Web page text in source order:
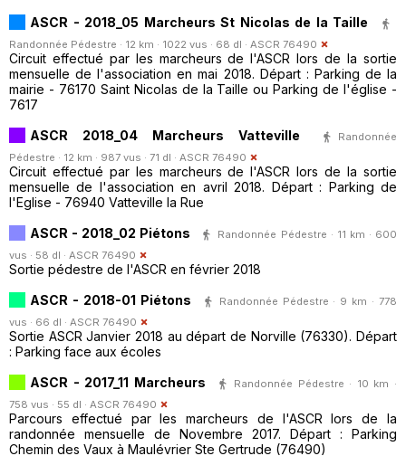
ASCR - 2018_05 Marcheurs St Nicolas de la Taille
Randonnée Pédestre · 12 km · 1022 vus · 68 dl · ASCR 76490
Circuit effectué par les marcheurs de l'ASCR lors de la sortie
mensuelle de l'association en mai 2018. Départ : Parking de la
mairie - 76170 Saint Nicolas de la Taille ou Parking de l'église -
7617
ASCR 2018_04 Marcheurs Vatteville
Randonnée
Pédestre · 12 km · 987 vus · 71 dl · ASCR 76490
Circuit effectué par les marcheurs de l'ASCR lors de la sortie
mensuelle de l'association en avril 2018. Départ : Parking de
l'Eglise - 76940 Vatteville la Rue
ASCR - 2018_02 Piétons
Randonnée Pédestre · 11 km · 600
vus · 58 dl · ASCR 76490
Sortie pédestre de l'ASCR en février 2018
ASCR - 2018-01 Piétons
Randonnée Pédestre · 9 km · 778
vus · 66 dl · ASCR 76490
Sortie ASCR Janvier 2018 au départ de Norville (76330). Départ
: Parking face aux écoles
ASCR - 2017_11 Marcheurs
Randonnée Pédestre · 10 km ·
758 vus · 55 dl · ASCR 76490
Parcours effectué par les marcheurs de l'ASCR lors de la
randonnée mensuelle de Novembre 2017. Départ : Parking
Chemin des Vaux à Maulévrier Ste Gertrude (76490)